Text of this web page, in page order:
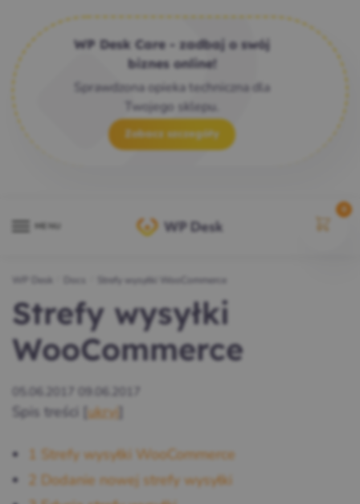
WP Desk Care - zadbaj o swój
biznes online!
Sprawdzona opieka techniczna dla
Twojego sklepu.
Zobacz szczegóły
WP Desk Docs Strefy wysyłki WooCommerce
Strefy wysyłki
WooCommerce
05.06.2017 09.06.2017
Spis treści ukryj
1
Strefy wysyłki WooCommerce
2
Dodanie nowej strefy wysyłki